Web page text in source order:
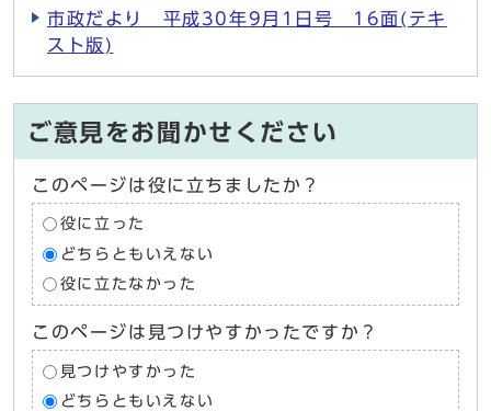
市政だより 平成30年9月1日号 16面(テキ
スト版)
ご意見をお聞かせください
このページは役に立ちましたか？
役に立った
どちらともいえない
役に立たなかった
このページは見つけやすかったですか？
見つけやすかった
どちらともいえない